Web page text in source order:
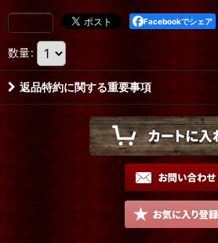
Facebookでシェア
数量:
返品特約に関する重要事項